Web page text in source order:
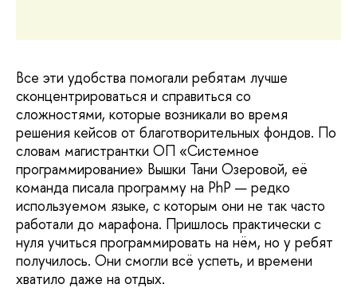
Все эти удобства помогали ребятам лучше
сконцентрироваться и справиться со
сложностями, которые возникали во время
решения кейсов от благотворительных фондов. По
словам магистрантки ОП «Системное
программирование» Вышки Тани Озеровой, её
команда писала программу на PhP — редко
используемом языке, с которым они не так часто
работали до марафона. Пришлось практически с
нуля учиться программировать на нём, но у ребят
получилось. Они смогли всё успеть, и времени
хватило даже на отдых.